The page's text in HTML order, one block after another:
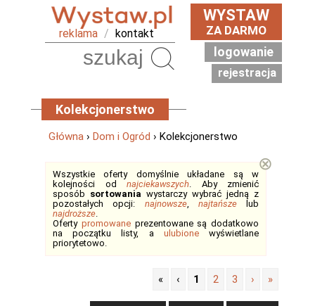
reklama / kontakt
WYSTAW
ZA DARMO
logowanie
rejestracja
Kolekcjonerstwo
Główna › Dom i Ogród › Kolekcjonerstwo
Wszystkie oferty domyślnie układane są w
kolejności od najciekawszych. Aby zmienić
sposób sortowania wystarczy wybrać jedną z
pozostałych opcji: najnowsze, najtańszelub
najdroższe.
Oferty promowaneprezentowane są dodatkowo
na początku listy, a ulubionewyświetlane
priorytetowo.
⊗
« ‹ 1 2 3 › »